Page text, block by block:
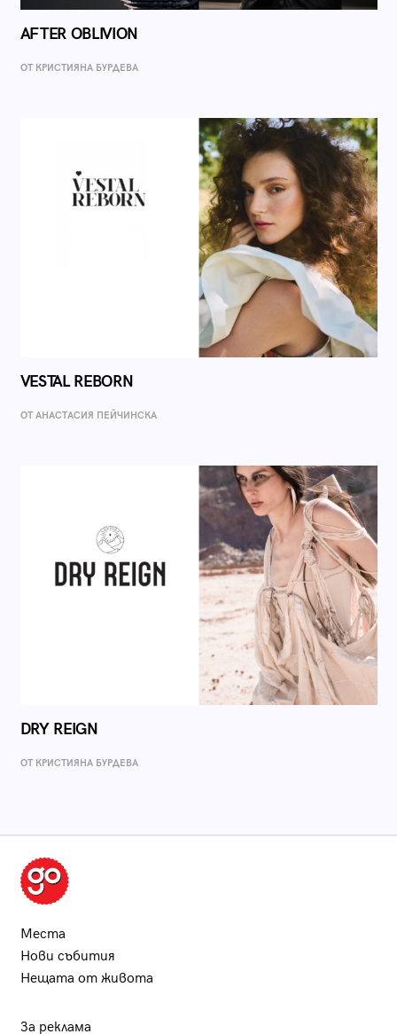
AFTER OBLIVION
ОТ КРИСТИЯНА БУРДЕВА
VESTAL REBORN
ОТ AНАСТАСИЯ ПЕЙЧИНСКА
DRY REIGN
ОТ КРИСТИЯНА БУРДЕВА
Места
Нови събития
Нещата от живота
За реклама